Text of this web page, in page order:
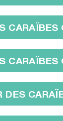
CARAÏBES
CARAÏBES